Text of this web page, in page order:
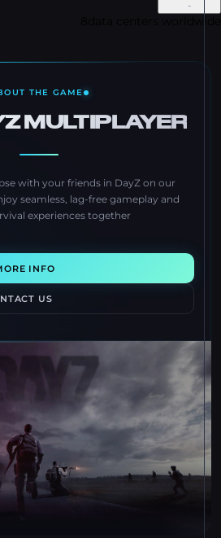
ABOUT THE GAME
MULTIPLAYER
with your friends in DayZ on our
Enjoy seamless, lag-free gameplay and
survival experiences together.
MORE INFO
→
CONTACT US